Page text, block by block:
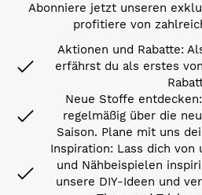
Abonniere jetzt unseren
profitiere von
Aktionen und Rabatte:
erfährst du als erstes
Neue Stoffe
regelmäßig über die
Saison. Plane mit uns
Inspiration: Lass dich von
und Nähbeispielen
unsere DIY-Ideen und